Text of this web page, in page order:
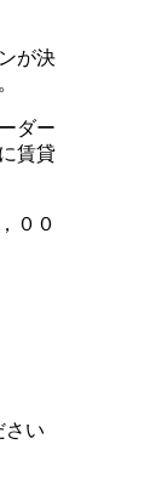
が決
ダー
賃貸
００
さい